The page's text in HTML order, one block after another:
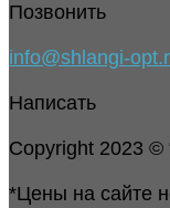
Позвонить
info@shlangi-
Написать
Copyright 2023 ©
*Цены на сайте